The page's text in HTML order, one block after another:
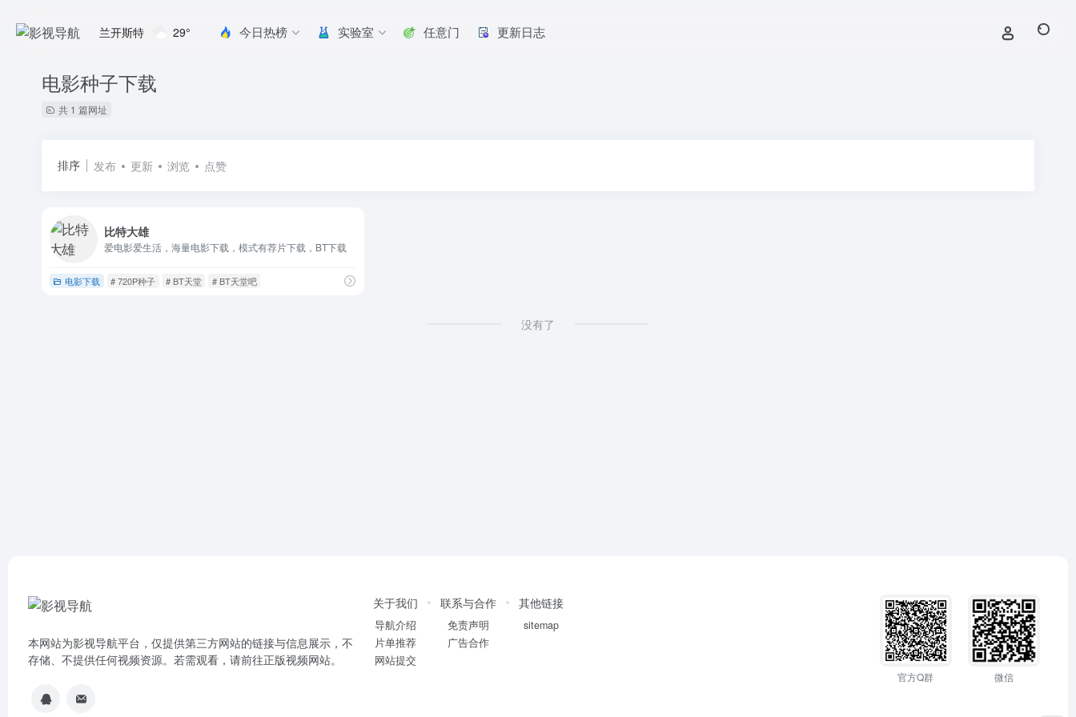
兰开斯特 29° 今日热榜 实验室 任意门 更新日志
电影种子下载
共 1 篇网址
排序 发布 更新 浏览 点赞
比特大雄
爱电影爱生活，海量电影下载，模式有荐片下载，BT下载
电影下载 # 720P种子 # BT天堂 # BT天堂吧
没有了
本网站为影视导航平台，仅提供第三方网站的链接与信息展示，不
存储、不提供任何视频资源。若需观看，请前往正版视频网站。
关于我们
导航介绍
片单推荐
网站提交
联系与合作
免责声明
广告合作
其他链接
sitemap
官方Q群 微信